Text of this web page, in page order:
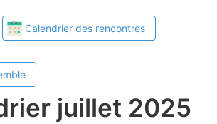
Calendrier des rencontres
juillet 2025